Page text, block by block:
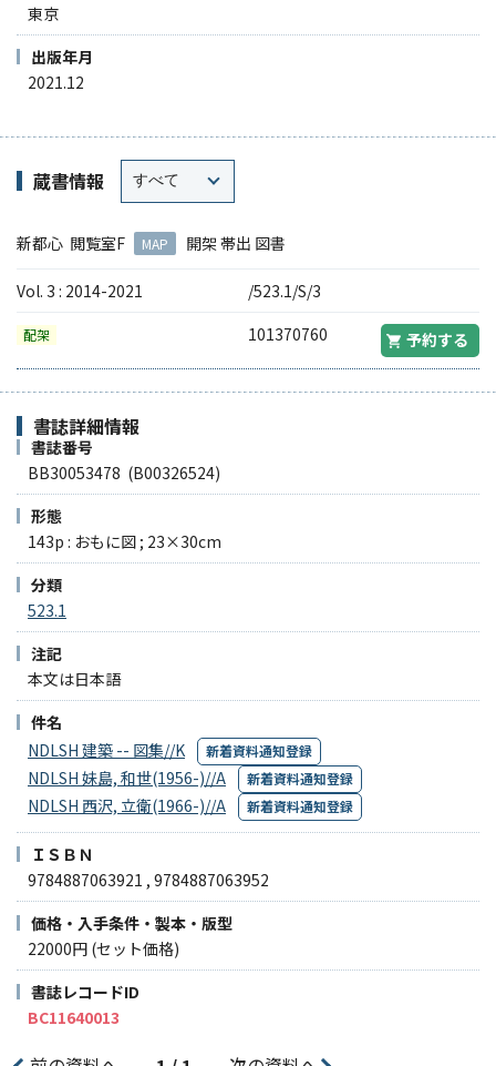
東京
出版年月
2021.12
蔵書情報
新都心 閲覧室F MAP 開架 帯出 図書
Vol. 3 : 2014-2021 /523.1/S/3
配架 101370760 予約する
書誌詳細情報
書誌番号
BB30053478 (B00326524)
形態
143p : おもに図 ; 23×30cm
分類
523.1
注記
本文は日本語
件名
NDLSH 建築 -- 図集//K
新着資料通知登録
NDLSH 妹島, 和世(1956-)//A 新着資料通知登録
NDLSH 西沢, 立衛(1966-)//A 新着資料通知登録
ＩＳＢＮ
9784887063921 , 9784887063952
価格・入手条件・製本・版型
22000円 (セット価格)
書誌レコードID
BC11640013